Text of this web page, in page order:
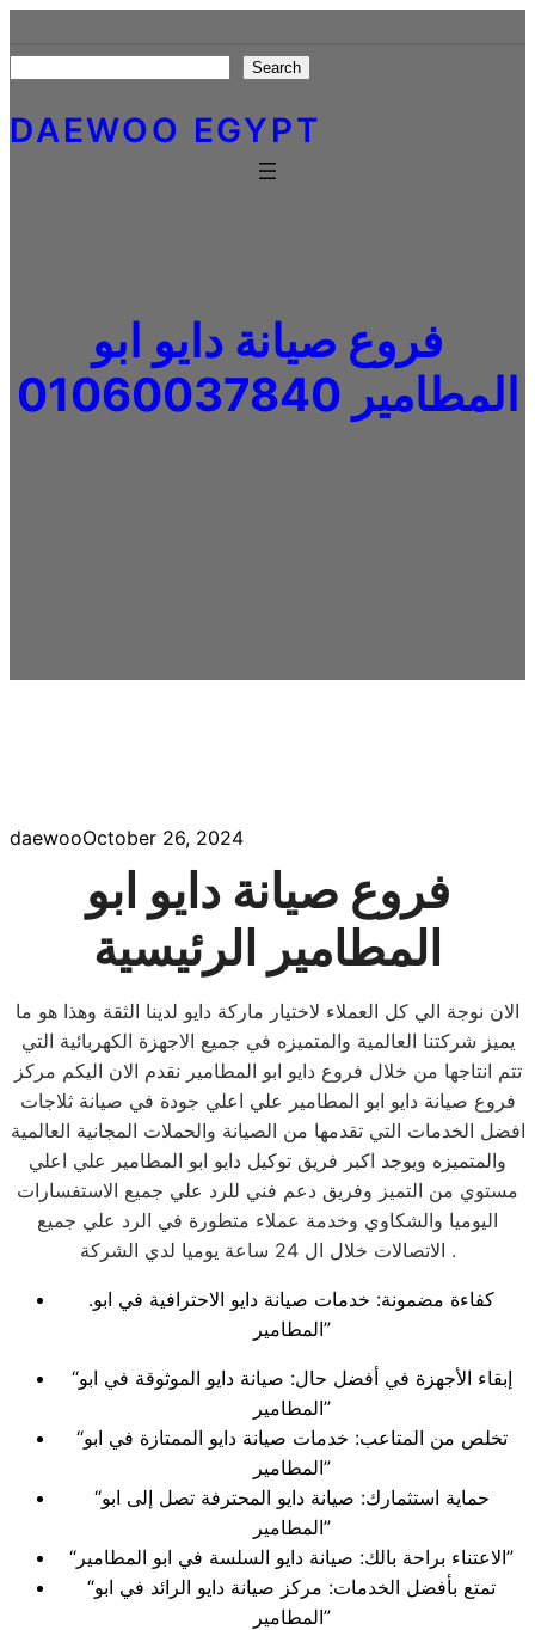
to
content
Search
DAEWOO EGYPT
فروع صيانة دايو ابو
المطامير 01060037840
daewooOctober 26, 2024
فروع صيانة دايو ابو
المطامير الرئيسية
الان نوجة الي كل العملاء لاختيار ماركة دايو لدينا الثقة وهذا هو ما
يميز شركتنا العالمية والمتميزه في جميع الاجهزة الكهربائية التي
تتم انتاجها من خلال فروع دايو ابو المطامير نقدم الان اليكم مركز
فروع صيانة دايو ابو المطامير علي اعلي جودة في صيانة ثلاجات
افضل الخدمات التي تقدمها من الصيانة والحملات المجانية العالمية
والمتميزه ويوجد اكبر فريق توكيل دايو ابو المطامير علي اعلي
مستوي من التميز وفريق دعم فني للرد علي جميع الاستفسارات
اليوميا والشكاوي وخدمة عملاء متطورة في الرد علي جميع
الاتصالات خلال ال 24 ساعة يوميا لدي الشركة .
.كفاءة مضمونة: خدمات صيانة دايو الاحترافية في ابو
المطامير”
“إبقاء الأجهزة في أفضل حال: صيانة دايو الموثوقة في ابو
المطامير”
“تخلص من المتاعب: خدمات صيانة دايو الممتازة في ابو
المطامير”
“حماية استثمارك: صيانة دايو المحترفة تصل إلى ابو
المطامير”
“الاعتناء براحة بالك: صيانة دايو السلسة في ابو المطامير”
“تمتع بأفضل الخدمات: مركز صيانة دايو الرائد في ابو
المطامير”